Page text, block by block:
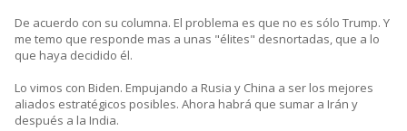
De acuerdo con su columna. El problema es que no es sólo Trump. Y
me temo que responde mas a unas "élites" desnortadas, que a lo
que haya decidido él.
Lo vimos con Biden. Empujando a Rusia y China a ser los mejores
aliados estratégicos posibles. Ahora habrá que sumar a Irán y
después a la India.